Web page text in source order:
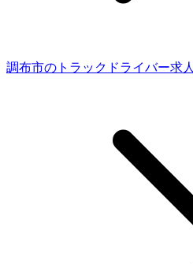
調布市のトラックドライバー求人